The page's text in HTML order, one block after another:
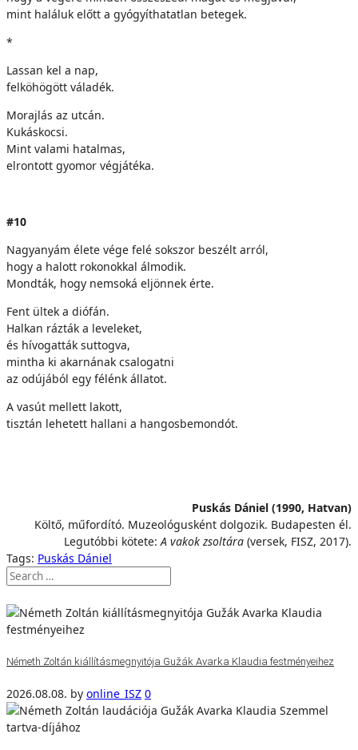
mint haláluk előtt a gyógyíthatatlan betegek.
*
Lassan kel a nap,
felköhögött váladék.
Morajlás az utcán.
Kukáskocsi.
Mint valami hatalmas,
elrontott gyomor végjátéka.
#10
Nagyanyám élete vége felé sokszor beszélt arról,
hogy a halott rokonokkal álmodik.
Mondták, hogy nemsoká eljönnek érte.
Fent ültek a diófán.
Halkan rázták a leveleket,
és hívogatták suttogva,
mintha ki akarnának csalogatni
az odújából egy félénk állatot.
A vasút mellett lakott,
tisztán lehetett hallani a hangosbemondót.
Puskás Dániel (1990, Hatvan)
Költő, műfordító. Muzeológusként dolgozik. Budapesten él.
Legutóbbi kötete:A vakok zsoltára (versek, FISZ, 2017).
Tags: Puskás Dániel
Németh Zoltán kiállításmegnyitója Gužák Avarka Klaudia festményeihez
2026.08.08. by online_ISZ 0